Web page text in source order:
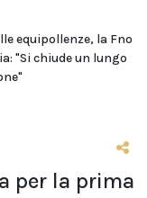
equipollenze, la Fno
"Si chiude un lungo
per la prima